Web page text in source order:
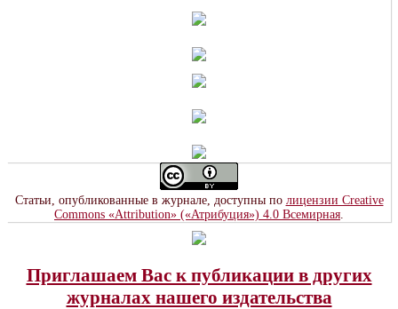
Статьи, опубликованные в журнале, доступны по лицензии Creative
Commons «Attribution» («Атрибуция») 4.0 Всемирная.
Приглашаем Вас к публикации в других
журналах нашего издательства